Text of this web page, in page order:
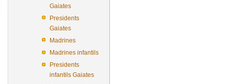
Gaiates
Presidents
Gaiates
Madrines
Madrines infantils
Presidents
infantils Gaiates